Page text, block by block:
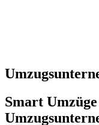
Smart